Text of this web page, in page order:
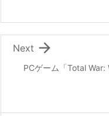
PCゲーム「Total War:

Next